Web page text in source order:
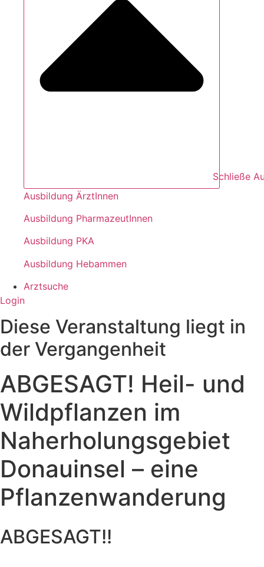
Schließe
Ausbildung ÄrztInnen
Ausbildung PharmazeutInnen
Ausbildung PKA
Ausbildung Hebammen
Arztsuche
Login
Diese Veranstaltung liegt in
der Vergangenheit
ABGESAGT! Heil- und
Wildpflanzen im
Naherholungsgebiet
Donauinsel – eine
Pflanzenwanderung
ABGESAGT!!